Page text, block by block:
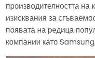
производителността на
изисквания за
появата на редица
компании като